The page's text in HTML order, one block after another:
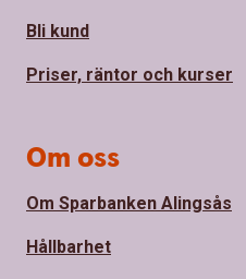
Bli kund
Priser, räntor och kurser
Om oss
Om Sparbanken Alingsås
Hållbarhet